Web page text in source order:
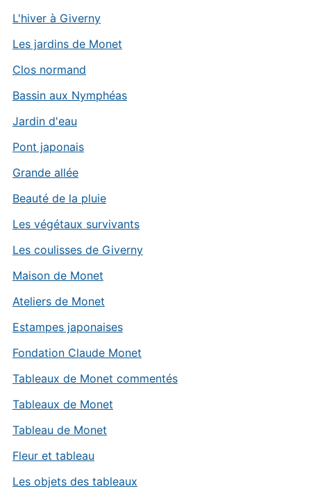
L'hiver à Giverny
Les jardins de Monet
Clos normand
Bassin aux Nymphéas
Jardin d'eau
Pont japonais
Grande allée
Beauté de la pluie
Les végétaux survivants
Les coulisses de Giverny
Maison de Monet
Ateliers de Monet
Estampes japonaises
Fondation Claude Monet
Tableaux de Monet commentés
Tableaux de Monet
Tableau de Monet
Fleur et tableau
Les objets des tableaux